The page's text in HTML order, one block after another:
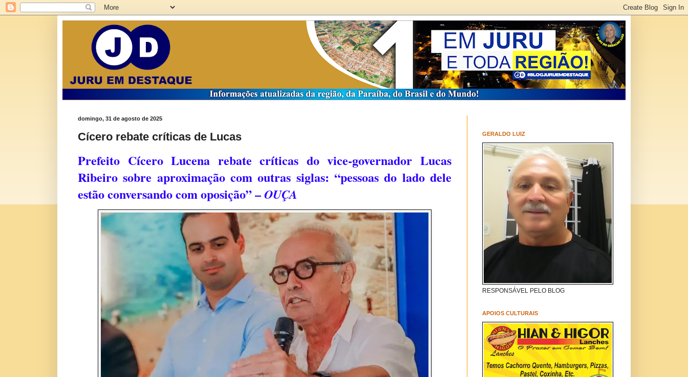
domingo, 31 de agosto de 2025
Cícero rebate críticas de Lucas
Prefeito Cícero Lucena rebate críticas do vice-governador Lucas
Ribeiro sobre aproximação com outras siglas: “pessoas do lado dele
estão conversando com oposição” –OUÇA
GERALDO LUIZ
RESPONSÁVEL PELO BLOG
APOIOS CULTURAIS